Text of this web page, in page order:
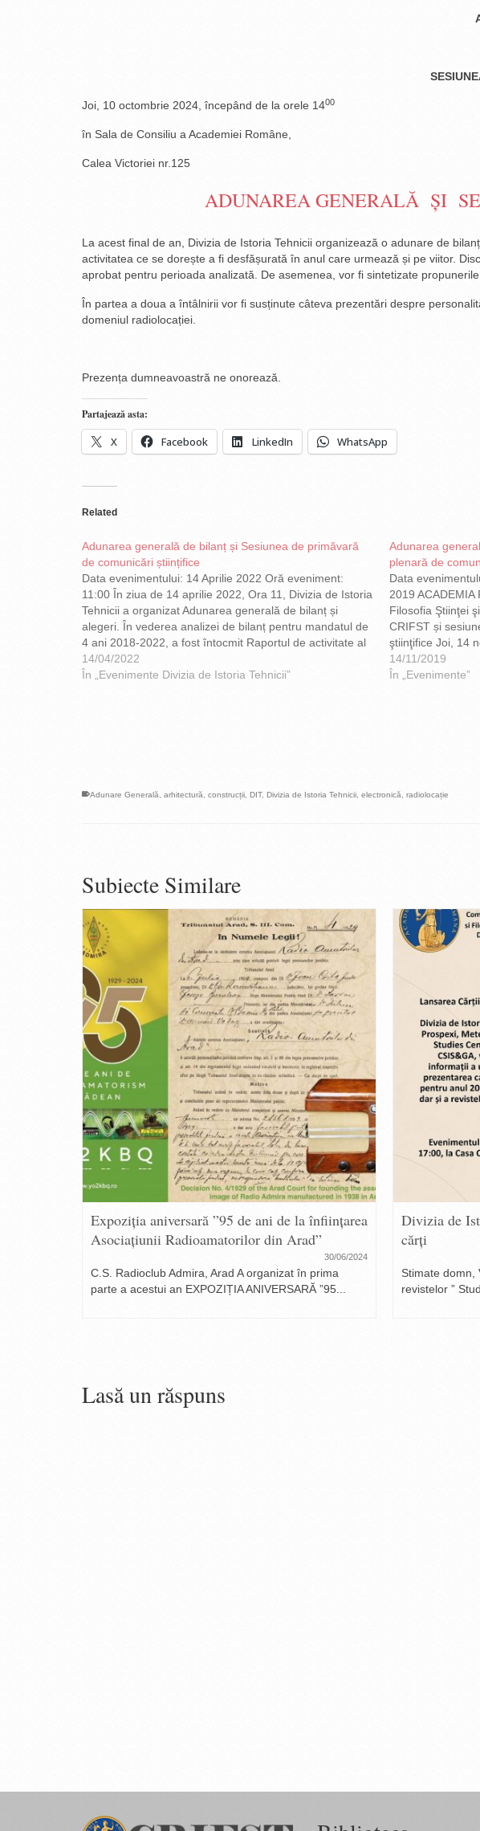
Joi, 10 octombrie 2024, începând de la orele 1400
în Sala de Consiliu a Academiei Române,
Calea Victoriei nr.125
ADUNAREA GENERALĂ ȘI
La acest final de an, Divizia de Istoria Tehnicii organizează o adunare de
activitatea ce se dorește a fi desfășurată în anul care urmează și pe viitor.
aprobat pentru perioada analizată. De asemenea, vor fi sintetizate
În partea a doua a întâlnirii vor fi susținute câteva prezentări despre
domeniul radiolocației.
Prezența dumneavoastră ne onorează.
Partajează asta:
X Facebook LinkedIn WhatsApp
Related
Adunarea generală de bilanț și Sesiunea de primăvară
de comunicări științifice
Data evenimentului: 14 Aprilie 2022 Oră eveniment:
11:00 În ziua de 14 aprilie 2022, Ora 11, Divizia de Istoria
Tehnicii a organizat Adunarea generală de bilanț și
alegeri. În vederea analizei de bilanț pentru mandatul de
4 ani 2018-2022, a fost întocmit Raportul de activitate al
Diviziei de Istoria Tehnicii din cadrul Comitetului…
14/04/2022
În „Evenimente Divizia de Istoria Tehnicii”
Adunarea
plenară de
Data
2019
Filosofia Ştiinţei
CRIFST și
ştiinţifice Joi, 14
Academiei
I. ADUNAREA
14/11/2019
În „Evenimente”
Adunare Generală arhitectură construcții DIT, Divizia de Istoria Tehnicii electronică radiolocație
Subiecte Similare
Expoziția aniversară ”95 de ani de la înființarea
Asociațiunii Radioamatorilor din Arad”
30/06/2024
C.S. Radioclub Admira, Arad A organizat în prima
parte a acestui an EXPOZIȚIA ANIVERSARĂ ”95...
Divizia de
cărți
Stimate domn,
revistelor ”
Lasă un răspuns